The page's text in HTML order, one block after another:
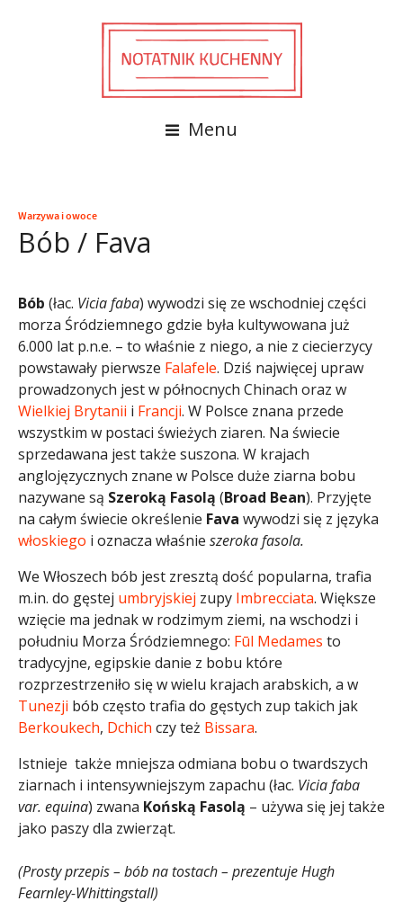
Menu
Warzywa i owoce
Bób / Fava
Bób (łac. Vicia faba) wywodzi się ze wschodniej części
morza Śródziemnego gdzie była kultywowana już
6.000 lat p.n.e. – to właśnie z niego, a nie z ciecierzycy
powstawały pierwsze Falafele. Dziś najwięcej upraw
prowadzonych jest w północnych Chinach oraz w
Wielkiej Brytanii i Francji. W Polsce znana przede
wszystkim w postaci świeżych ziaren. Na świecie
sprzedawana jest także suszona. W krajach
anglojęzycznych znane w Polsce duże ziarna bobu
nazywane są Szeroką Fasolą (Broad Bean). Przyjęte
na całym świecie określenie Fava wywodzi się z języka
włoskiego i oznacza właśnie szeroka fasola.
We Włoszech bób jest zresztą dość popularna, trafia
m.in. do gęstej umbryjskiej zupy Imbrecciata. Większe
wzięcie ma jednak w rodzimym ziemi, na wschodzi i
południu Morza Śródziemnego: Fūl Medames to
tradycyjne, egipskie danie z bobu które
rozprzestrzeniło się w wielu krajach arabskich, a w
Tunezji bób często trafia do gęstych zup takich jak
Berkoukech, Dchich czy też Bissara.
Istnieje także mniejsza odmiana bobu o twardszych
ziarnach i intensywniejszym zapachu (łac. Vicia faba
var. equina) zwana Końską Fasolą – używa się jej także
jako paszy dla zwierząt.
(Prosty przepis – bób na tostach – prezentuje Hugh
Fearnley-Whittingstall)